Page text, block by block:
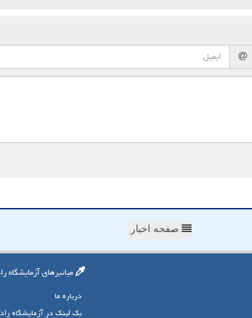
صفحه اخبار
میانبرهای آزمایشگاه
درباره ما
بک لینک در آزمایشگاه